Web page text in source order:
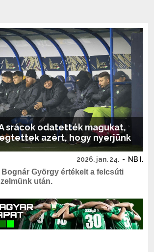
srácok odatették magukat,
azért, hogy nyerjünk
2026. jan. 24. - NB I.
György értékelt a felcsúti
után.